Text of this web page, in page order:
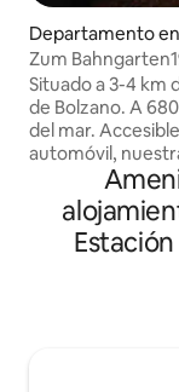
Departamento
Zum
vistas al
Situado a 3-4 km
de Bolzano. A
del mar.
automóvil,
vistas
actividades al aire libre. Escapa
de la vida
una estancia en
departamento
con unas vistas